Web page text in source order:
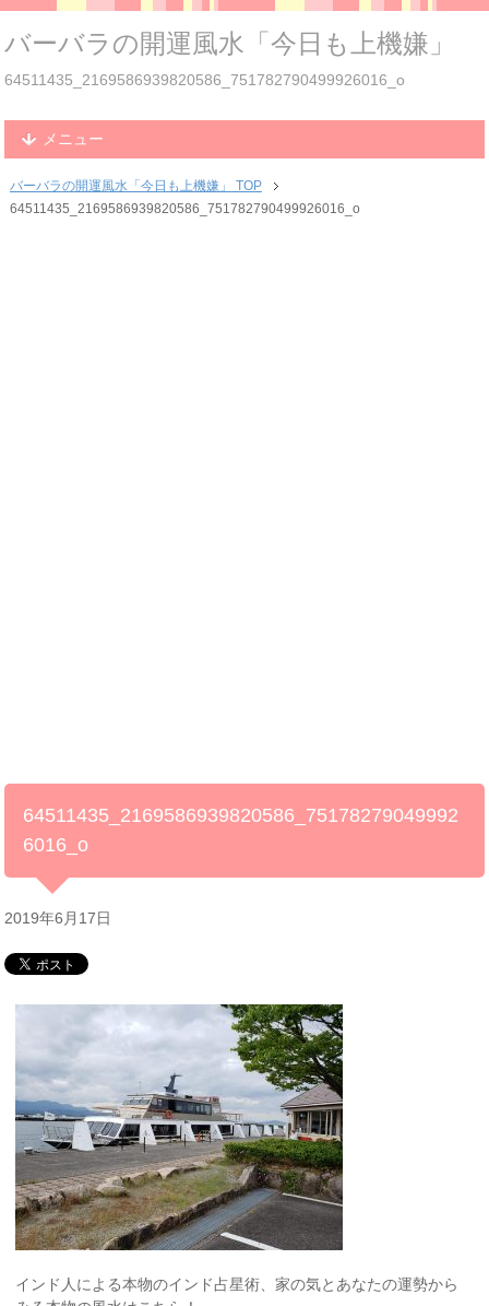
バーバラの開運風水「今日も上機嫌」
64511435_2169586939820586_751782790499926016_o
メニュー
バーバラの開運風水「今日も上機嫌」 TOP
64511435_2169586939820586_751782790499926016_o
64511435_2169586939820586_75178279049992
6016_o
2019年6月17日
インド人による本物のインド占星術、家の気とあなたの運勢から